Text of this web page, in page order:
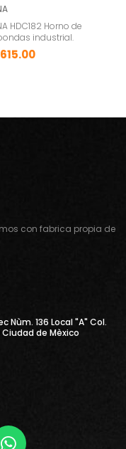
HDC182 Horno de
industrial.
con fabrica propia de
Nùm. 136 Local "A" Col.
de Mèxico